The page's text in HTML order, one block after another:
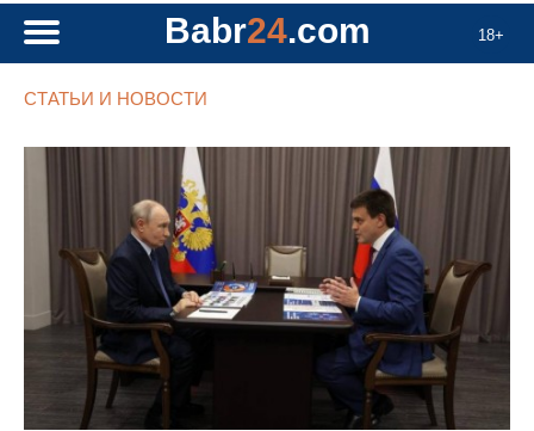
18+
Babr24.com
СТАТЬИ И НОВОСТИ